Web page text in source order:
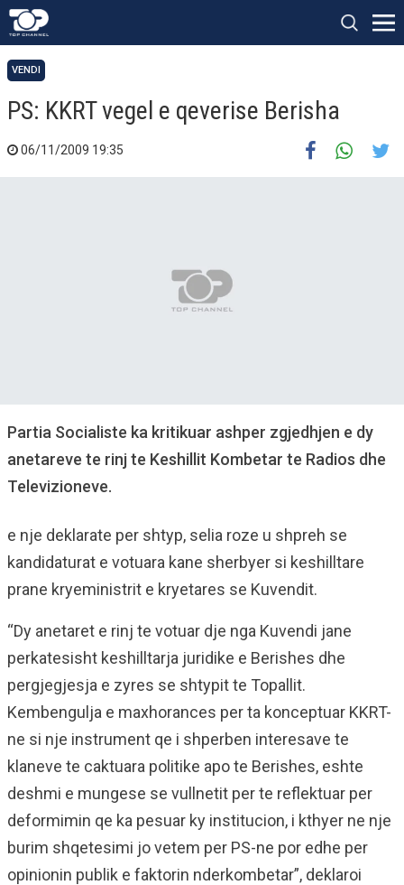
VENDI
PS: KKRT vegel e qeverise Berisha
06/11/2009 19:35
Partia Socialiste ka kritikuar ashper zgjedhjen e dy
anetareve te rinj te Keshillit Kombetar te Radios dhe
Televizioneve.
e nje deklarate per shtyp, selia roze u shpreh se
kandidaturat e votuara kane sherbyer si keshilltare
prane kryeministrit e kryetares se Kuvendit.
“Dy anetaret e rinj te votuar dje nga Kuvendi jane
perkatesisht keshilltarja juridike e Berishes dhe
pergjegjesja e zyres se shtypit te Topallit.
Kembengulja e maxhorances per ta konceptuar KKRT-
ne si nje instrument qe i shperben interesave te
klaneve te caktuara politike apo te Berishes, eshte
deshmi e mungese se vullnetit per te reflektuar per
deformimin qe ka pesuar ky institucion, i kthyer ne nje
burim shqetesimi jo vetem per PS-ne por edhe per
opinionin publik e faktorin nderkombetar”, deklaroi